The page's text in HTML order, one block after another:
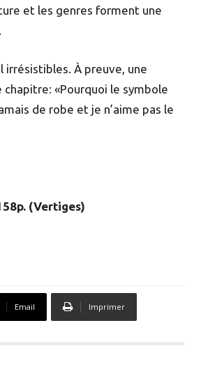
et les genres forment une
irrésistibles. À preuve, une
«Pourquoi le symbole
de robe et je n’aime pas le
(Vertiges)
Email Imprimer